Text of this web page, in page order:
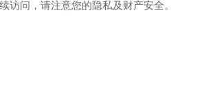
访问，请注意您的隐私及财产安全。